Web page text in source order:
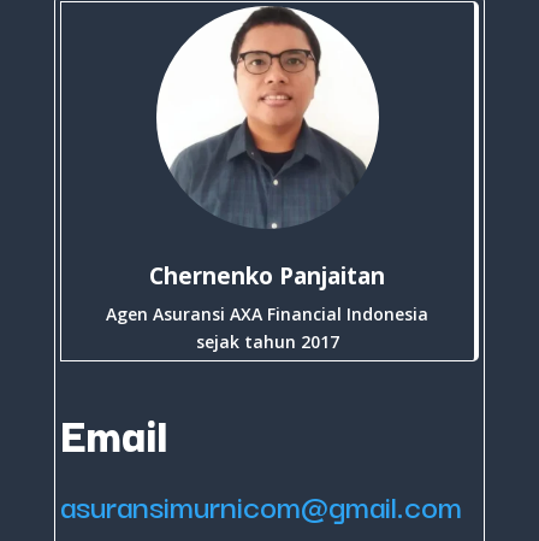
Chernenko Panjaitan
Agen Asuransi AXA Financial Indonesia
sejak tahun 2017
Email
asuransimurnicom@gmail.com